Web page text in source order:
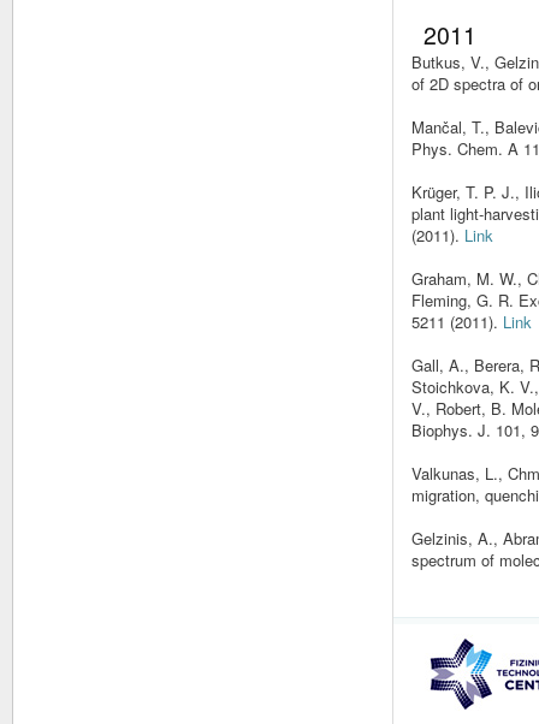
2011
Butkus, V.,
of 2D spectra of
Mančal, T.,
Phys. Chem. A
Krüger, T. P. J.,
plant light-
(2011). Link
Graham, M. W.,
Fleming, G. R.
5211 (2011). Link
Gall, A., Berera,
Stoichkova, K.
V., Robert, B.
Biophys. J. 101,
Valkunas, L.,
migration,
Gelzinis, A.,
spectrum of